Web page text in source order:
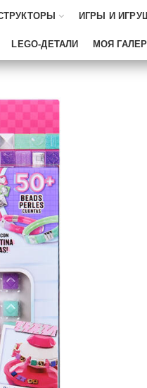
ИГРЫ И
LEGO-ДЕТАЛИ МОЯ